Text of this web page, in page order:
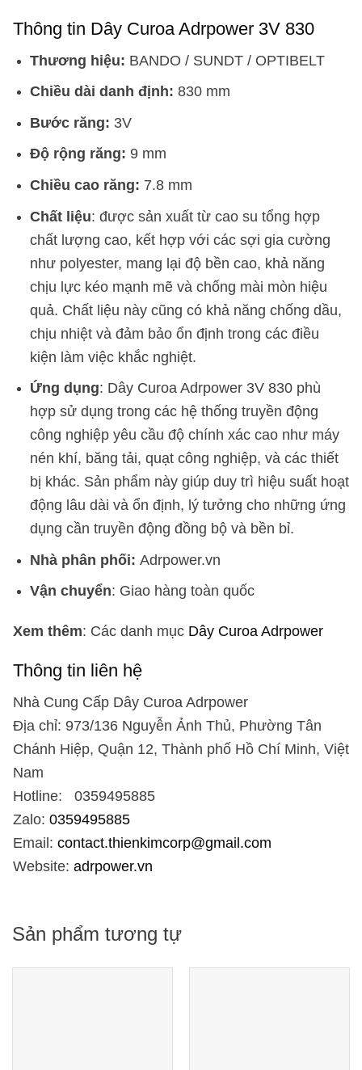
Thông tin Dây Curoa Adrpower 3V 830
Thương hiệu: BANDO / SUNDT / OPTIBELT
Chiều dài danh định: 830 mm
Bước răng: 3V
Độ rộng răng: 9 mm
Chiều cao răng: 7.8 mm
Chất liệu: được sản xuất từ cao su tổng hợp
chất lượng cao, kết hợp với các sợi gia cường
như polyester, mang lại độ bền cao, khả năng
chịu lực kéo mạnh mẽ và chống mài mòn hiệu
quả. Chất liệu này cũng có khả năng chống dầu,
chịu nhiệt và đảm bảo ổn định trong các điều
kiện làm việc khắc nghiệt.
Ứng dụng: Dây Curoa Adrpower 3V 830 phù
hợp sử dụng trong các hệ thống truyền động
công nghiệp yêu cầu độ chính xác cao như máy
nén khí, băng tải, quạt công nghiệp, và các thiết
bị khác. Sản phẩm này giúp duy trì hiệu suất hoạt
động lâu dài và ổn định, lý tưởng cho những ứng
dụng cần truyền động đồng bộ và bền bỉ.
Nhà phân phối: Adrpower.vn
Vận chuyển: Giao hàng toàn quốc
Xem thêm: Các danh mục Dây Curoa Adrpower
Thông tin liên hệ
Nhà Cung Cấp Dây Curoa Adrpower
Địa chỉ: 973/136 Nguyễn Ảnh Thủ, Phường Tân
Chánh Hiệp, Quận 12, Thành phố Hồ Chí Minh, Việt
Nam
Hotline: 0359495885
Zalo: 0359495885
Email: contact.thienkimcorp@gmail.com
Website: adrpower.vn
Sản phẩm tương tự